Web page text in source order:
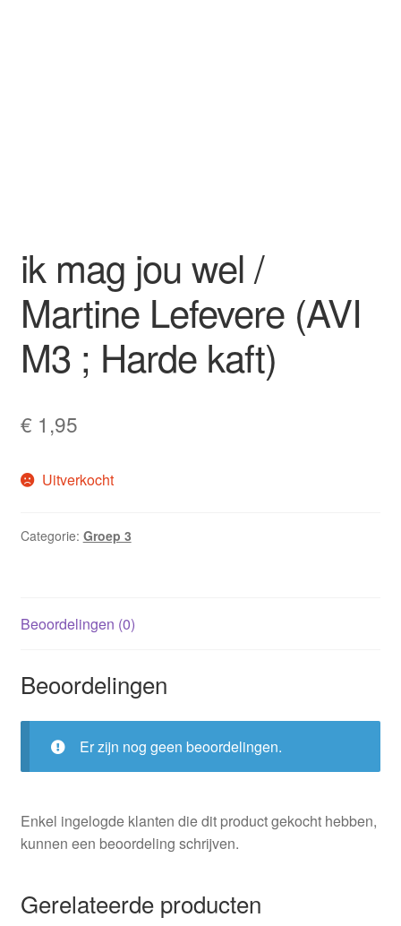
ik mag jou wel /
Martine Lefevere (AVI
M3 ; Harde kaft)
€ 1,95
Uitverkocht
Categorie: Groep 3
Beoordelingen (0)
Beoordelingen
Er zijn nog geen beoordelingen.
Enkel ingelogde klanten die dit product gekocht hebben,
kunnen een beoordeling schrijven.
Gerelateerde producten